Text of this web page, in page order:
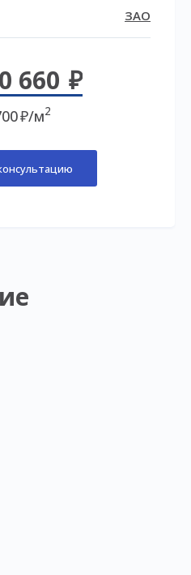
ЗАО
660
/м2